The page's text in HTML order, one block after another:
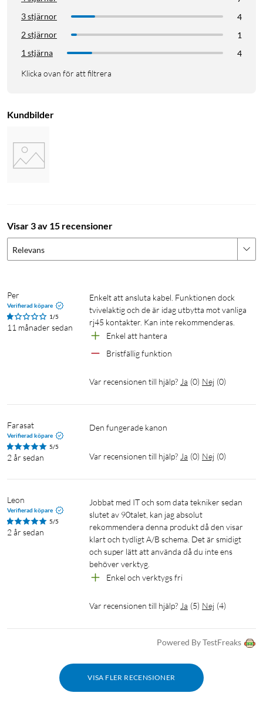
3 stjärnor
4
2 stjärnor
1
1 stjärna
4
Klicka ovan för att filtrera
Kundbilder
Visar 3 av 15 recensioner
Relevans
Per
Verifierad köpare
1/5
11 månader sedan
Enkelt att ansluta kabel. Funktionen dock
tvivelaktig och de är idag utbytta mot vanliga
rj45 kontakter. Kan inte rekommenderas.
Enkel att hantera
Bristfällig funktion
Var recensionen till hjälp? Ja (0) Nej (0)
Farasat
Verifierad köpare
5/5
2 år sedan
Den fungerade kanon
Var recensionen till hjälp? Ja (0) Nej (0)
Leon
Verifierad köpare
5/5
2 år sedan
Jobbat med IT och som data tekniker sedan
slutet av 90talet, kan jag absolut
rekommendera denna produkt då den visar
klart och tydligt A/B schema. Det är smidigt
och super lätt att använda då du inte ens
behöver verktyg.
Enkel och verktygs fri
Var recensionen till hjälp? Ja (5) Nej (4)
Powered By TestFreaks
VISA FLER RECENSIONER